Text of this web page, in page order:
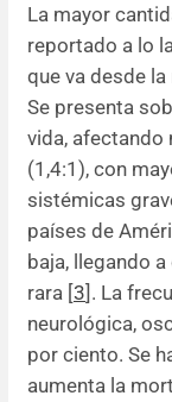
La mayor
reportado a lo
que va desde
Se presenta
vida, afectando
(1,4:1), con
sistémicas
países de
baja, llegando
rara [3]. La
neurológica,
por ciento. Se
aumenta la